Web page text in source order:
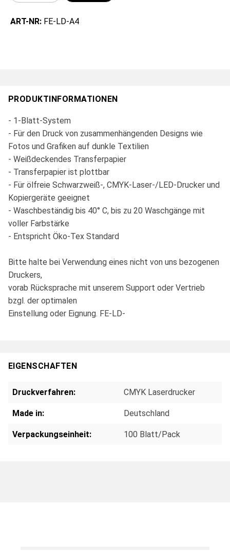
ART-NR: FE-LD-A4
PRODUKTINFORMATIONEN
- 1-Blatt-System
- Für den Druck von zusammenhängenden Designs wie
Fotos und Grafiken auf dunkle Textilien
- Weißdeckendes Transferpapier
- Transferpapier ist plottbar
- Für ölfreie Schwarzweiß-, CMYK-Laser-/LED-Drucker und
Kopiergeräte geeignet
- Waschbeständig bis 40° C, bis zu 20 Waschgänge mit
voller Farbstärke
- Entspricht Öko-Tex Standard
Bitte halte bei Verwendung eines nicht von uns bezogenen
Druckers,
vorab Rücksprache mit unserem Support oder Vertrieb
bzgl. der optimalen
Einstellung oder Eignung. FE-LD-
EIGENSCHAFTEN
Druckverfahren: CMYK Laserdrucker
Made in: Deutschland
Verpackungseinheit: 100 Blatt/Pack